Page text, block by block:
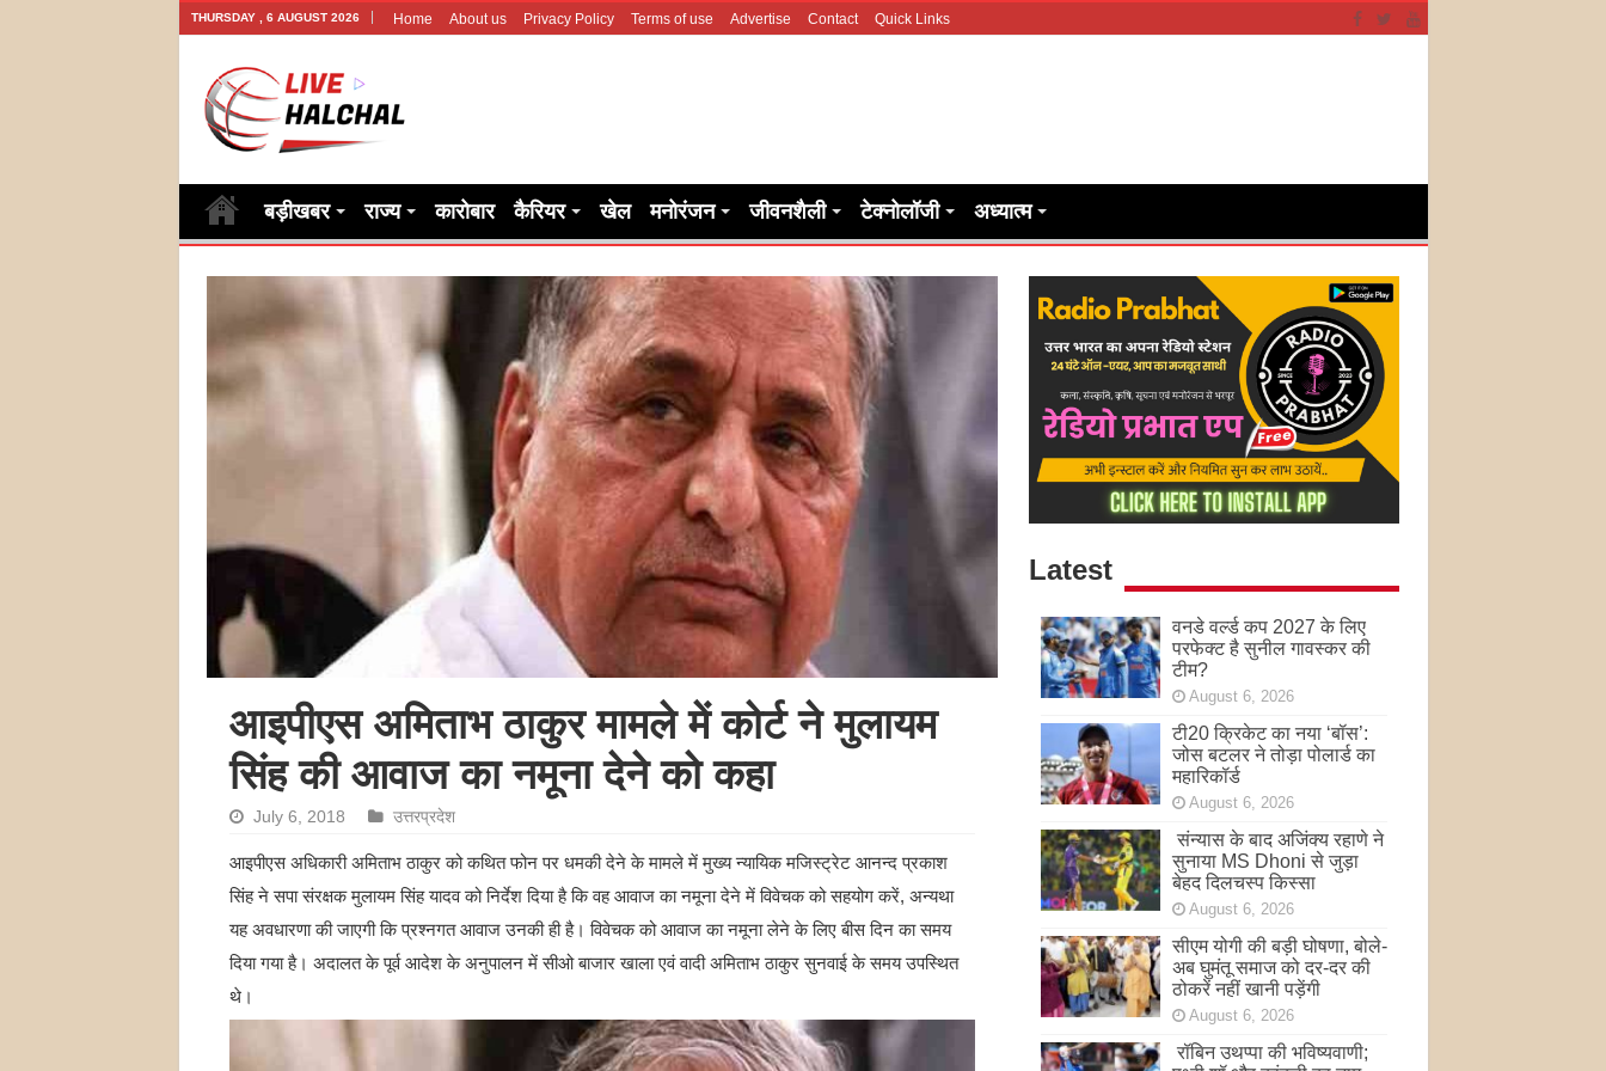
THURSDAY , 6 AUGUST 2026 Home About us Privacy Policy Terms of use Advertise Contact Quick Links
बड़ीखबर राज्य कारोबार कैरियर खेल मनोरंजन जीवनशैली टेक्नोलॉजी अध्यात्म
आइपीएस अमिताभ ठाकुर मामले में कोर्ट ने मुलायम
सिंह की आवाज का नमूना देने को कहा
July 6, 2018 उत्तरप्रदेश
आइपीएस अधिकारी अमिताभ ठाकुर को कथित फोन पर धमकी देने के मामले में मुख्य न्यायिक मजिस्ट्रेट आनन्द प्रकाश
सिंह ने सपा संरक्षक मुलायम सिंह यादव को निर्देश दिया है कि वह आवाज का नमूना देने में विवेचक को सहयोग करें, अन्यथा
यह अवधारणा की जाएगी कि प्रश्नगत आवाज उनकी ही है। विवेचक को आवाज का नमूना लेने के लिए बीस दिन का समय
दिया गया है। अदालत के पूर्व आदेश के अनुपालन में सीओ बाजार खाला एवं वादी अमिताभ ठाकुर सुनवाई के समय उपस्थित
थे।
Latest
वनडे वर्ल्ड कप 2027 के लिए
परफेक्ट है सुनील गावस्कर की
टीम?
August 6, 2026
टी20 क्रिकेट का नया ‘बॉस’:
जोस बटलर ने तोड़ा पोलार्ड का
महारिकॉर्ड
August 6, 2026
संन्यास के बाद अजिंक्‍य रहाणे ने
सुनाया MS Dhoni से जुड़ा
बेहद दिलचस्प किस्सा
August 6, 2026
सीएम योगी की बड़ी घोषणा, बोले-
अब घुमंतू समाज को दर-दर की
ठोकरें नहीं खानी पड़ेंगी
August 6, 2026
रॉबिन उथप्पा की भविष्यवाणी;